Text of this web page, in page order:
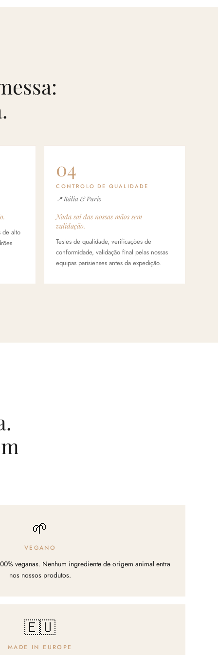
de alto
04
CONTROLO DE QUALIDADE
📍 Itália & Paris
Nada sai das nossas mãos sem
validação.
Testes de qualidade, verificações de
conformidade, validação final pelas nossas
equipas parisienses antes da expedição.
🌱
VEGANO
veganas. Nenhum ingrediente de origem animal entra
nos nossos produtos.
🇪🇺
MADE IN EUROPE